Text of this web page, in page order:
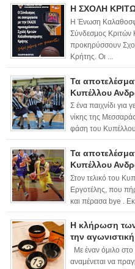
Η ΣΧΟΛΗ
Η Ένωση
Σύνδεσμος Κριτών
προκηρύσσουν
Κρήτης. Οι ...
Τα
Κυπέλλου
Σ ένα παιχνίδι
νίκης της
φάση του
Τα
Κυπέλλου
Στον τελικό του
Εργοτέλης, που
και πέρασα bye .
Η κλήρωση
την
Με έναν όμιλο
αναμένεται να